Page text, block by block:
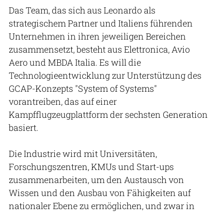
Das Team, das sich aus Leonardo als
strategischem Partner und Italiens führenden
Unternehmen in ihren jeweiligen Bereichen
zusammensetzt, besteht aus Elettronica, Avio
Aero und MBDA Italia. Es will die
Technologieentwicklung zur Unterstützung des
GCAP-Konzepts "System of Systems"
vorantreiben, das auf einer
Kampfflugzeugplattform der sechsten Generation
basiert.
Die Industrie wird mit Universitäten,
Forschungszentren, KMUs und Start-ups
zusammenarbeiten, um den Austausch von
Wissen und den Ausbau von Fähigkeiten auf
nationaler Ebene zu ermöglichen, und zwar in